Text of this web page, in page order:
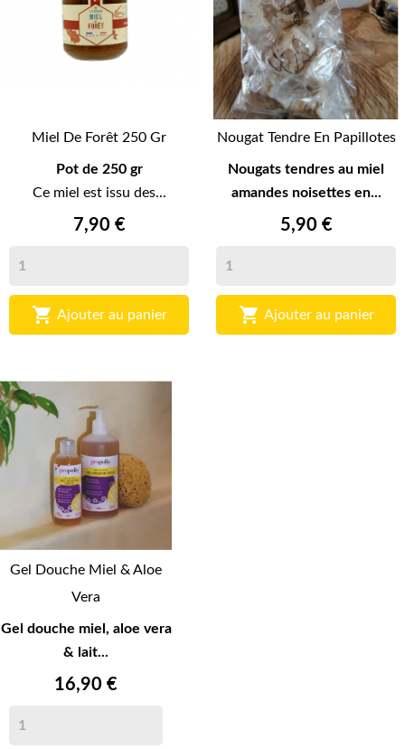
Miel De Forêt 250 Gr
Pot de 250 gr
Ce miel est issu des...
7,90 €
 Ajouter au panier
Nougat Tendre En Papillotes
Nougats tendres au miel
amandes noisettes en...
5,90 €
 Ajouter au panier
Gel Douche Miel & Aloe
Vera
Gel douche miel, aloe vera
& lait...
16,90 €